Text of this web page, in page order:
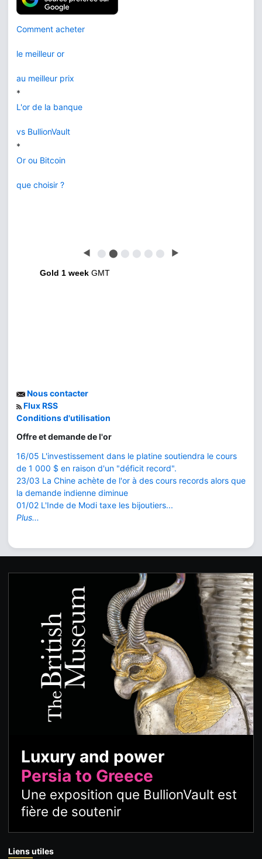
Comment acheter
le meilleur or
au meilleur prix
*
L'or de la banque
vs BullionVault
*
Or ou Bitcoin
que choisir ?
◀ ⬤ ⬤ ⬤ ⬤ ⬤ ⬤ ▶
Gold 1 week GMT
Nous contacter
Flux RSS
Conditions d'utilisation
Offre et demande de l'or
16/05 L'investissement dans le platine soutiendra le cours
de 1 000 $ en raison d'un "déficit record".
23/03 La Chine achète de l'or à des cours records alors que
la demande indienne diminue
01/02 L'Inde de Modi taxe les bijoutiers...
Plus...
Luxury and power
Persia to Greece
Une exposition que BullionVault est
fière de soutenir
Liens utiles